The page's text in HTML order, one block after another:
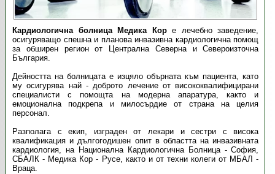
Кардиологична болница Медика Коре лечебно заведение,
осигуряващо спешна и планова инвазивна кардиологична помощ
за обширен регион от Централна Северна и Североизточна
България.
Дейността на болницата е изцяло обърната към пациента, като
му осигурява най - доброто лечение от висококвалифицирани
специалисти с помощта на модерна апаратура, както и
емоционална подкрепа и милосърдие от страна на целия
персонал.
Разполага с екип, изграден от лекари и сестри с висока
квалификация и дългогодишен опит в областта на инвазивната
кардиология, на Национална Кардиологична Болница - София,
СБАЛК - Медика Кор - Русе, както и от техни колеги от МБАЛ -
Враца.